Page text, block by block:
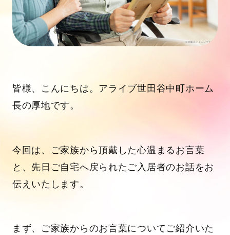
皆様、こんにちは。アライブ世田谷中町ホーム
長の厚地です。
今回は、ご家族から頂戴した心温まるお言葉
と、先日ご自宅へ戻られたご入居者のお話をお
伝えいたします。
まず、ご家族からのお言葉についてご紹介いた